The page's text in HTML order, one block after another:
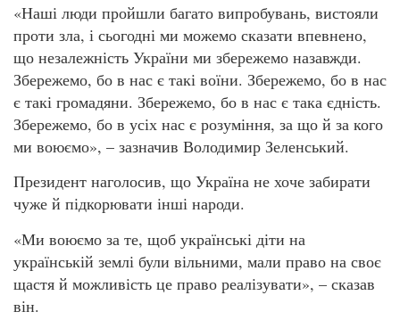
«Наші люди пройшли багато випробувань, вистояли
проти зла, і сьогодні ми можемо сказати впевнено,
що незалежність України ми збережемо назавжди.
Збережемо, бо в нас є такі воїни. Збережемо, бо в нас
є такі громадяни. Збережемо, бо в нас є така єдність.
Збережемо, бо в усіх нас є розуміння, за що й за кого
ми воюємо», – зазначив Володимир Зеленський.
Президент наголосив, що Україна не хоче забирати
чуже й підкорювати інші народи.
«Ми воюємо за те, щоб українські діти на
українській землі були вільними, мали право на своє
щастя й можливість це право реалізувати», – сказав
він.